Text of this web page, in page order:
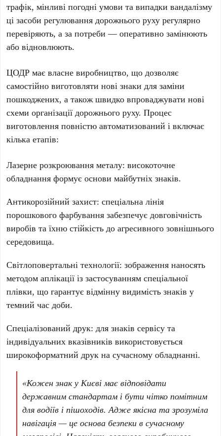
трафік, мінливі погодні умови та випадки вандалізму
ці засоби регулювання дорожнього руху регулярно
перевіряють, а за потреби — оперативно замінюють
або відновлюють.
ЦОДР має власне виробництво, що дозволяє
самостійно виготовляти нові знаки для заміни
пошкоджених, а також швидко впроваджувати нові
схеми організації дорожнього руху. Процес
виготовлення повністю автоматизований і включає
кілька етапів:
Лазерне розкроювання металу: високоточне
обладнання формує основи майбутніх знаків.
Антикорозійний захист: спеціальна лінія
порошкового фарбування забезпечує довговічність
виробів та їхню стійкість до агресивного зовнішнього
середовища.
Світлоповертальні технології: зображення наносять
методом аплікації із застосуванням спеціальної
плівки, що гарантує відмінну видимість знаків у
темний час доби.
Спеціалізований друк: для знаків сервісу та
індивідуальних вказівників використовується
широкоформатний друк на сучасному обладнанні.
«Кожен знак у Києві має відповідати
державним стандартам і бути чітко помітним
для водіїв і пішоходів. Адже якісна та зрозуміла
навігація — це основа безпеки в сучасному